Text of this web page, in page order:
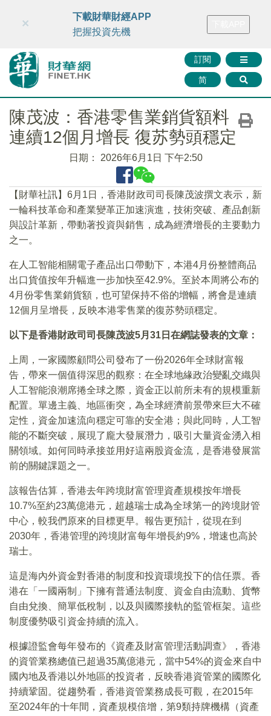
財華智庫網 FINTV FINMETA 財華證券 媒體矩陣
訂閱
简
×
下載財華財經APP
把握投資先機
陳茂波：香港零售業銷貨額料
連續12個月增長 復苏勢頭穩定
日期： 2026年6月1日 下午2:50
【財華社訊】6月1日，香港財政司司長陳茂波撰文表示，新
一輪科技革命和產業變革正加速演進，技術突破、產品創新
與設計革新，帶動著投資與銷售，成為經濟增長的主要動力
之一。
在人工智能相關電子產品出口帶動下，本港4月份整體商品
出口貨值按年升幅進一步加快至42.9%。至於本周將公布的
4月份零售業銷貨額，也可望保持不俗的增幅，將會是連續
12個月呈增長，反映本港零售業的復苏勢頭穩定。
以下是香港財政司司長陳茂波5月31日在網誌發表的文章：
上周，一家國際顧問公司發布了一份2026年全球財富報
告，帶來一個值得深思的觀察：在全球地緣政治變亂交織與
人工智能浪潮席捲全球之際，資金正以前所未有的規模重新
配置。單邊主義、地區衝突，為全球經濟前景帶來巨大不確
定性，資金加速流向穩定可靠的安全港；與此同時，人工智
能的不斷突破，展現了龐大發展潛力，吸引大量資金湧入相
關領域。如何同時承接並用好這兩股資金流，是香港發展當
前的關鍵課題之一。
該報告估算，香港去年跨境財富管理資產規模按年增長
10.7%至約23萬億港元，超越瑞士成為全球第一的跨境財管
中心，較我們原來的目標更早。報告更預計，從現在到
2030年，香港管理的跨境財富每年增長約9%，增速也高於
瑞士。
這是海內外資金對香港的制度和投資環境投下的信任票。香
港在「一國兩制」下擁有普通法制度、資金自由流動、貨幣
自由兌換、簡單低稅制，以及與國際接軌的監管框架。這些
制度優勢吸引資金持續的流入。
根據證監會每年發布的《資產及財富管理活動調查》，香港
的資管業務總值已超過35萬億港元，當中54%的資金來自中
國內地及香港以外地區的投資者，反映香港資管業的國際化
持續鞏固。從趨勢看，香港資管業務成長可觀，在2015年
至2024年的十年間，資產規模倍增，第9類持牌機構（資產